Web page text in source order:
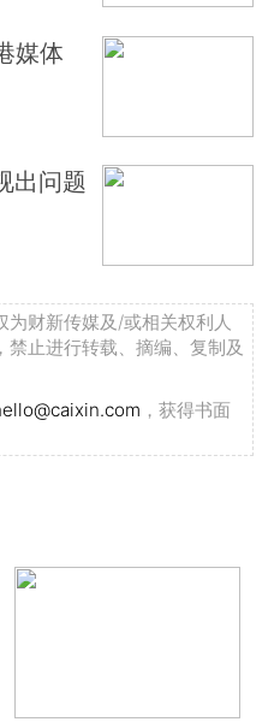
媒体
出问题
为财新传媒及/或相关权利人
止进行转载、摘编、复制及
，获得书面